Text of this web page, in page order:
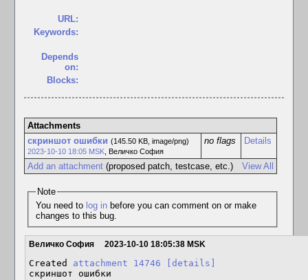
URL:
Keywords:
Depends
on:
Blocks:
Attachments
скриншот ошибки (145.50 KB, image/png)
2023-10-10 18:05 MSK, Величко София
no flags Details
View All
Add an attachment(proposed patch, testcase, etc.)
Note
You need to log inbefore you can comment on or make
changes to this bug.
Величко София 2023-10-10 18:05:38 MSK
Created attachment 14746
[details]
скриншот ошибки